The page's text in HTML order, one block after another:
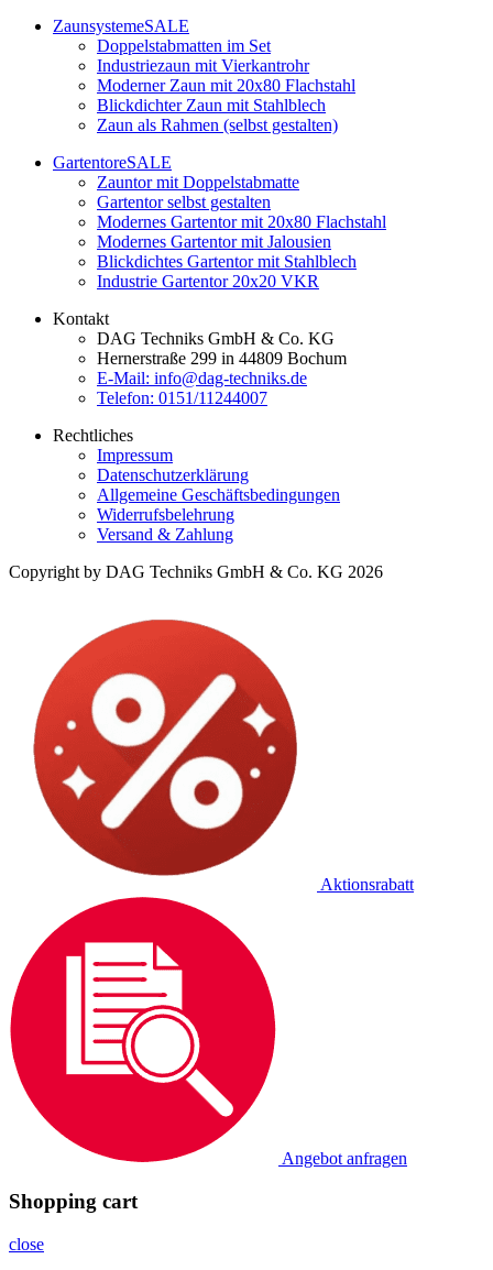
ZaunsystemeSALE
Doppelstabmatten im Set
Industriezaun mit Vierkantrohr
Moderner Zaun mit 20x80 Flachstahl
Blickdichter Zaun mit Stahlblech
Zaun als Rahmen (selbst gestalten)
GartentoreSALE
Zauntor mit Doppelstabmatte
Gartentor selbst gestalten
Modernes Gartentor mit 20x80 Flachstahl
Modernes Gartentor mit Jalousien
Blickdichtes Gartentor mit Stahlblech
Industrie Gartentor 20x20 VKR
Kontakt
DAG Techniks GmbH & Co. KG
Hernerstraße 299 in 44809 Bochum
E-Mail: info@dag-techniks.de
Telefon: 0151/11244007
Rechtliches
Impressum
Datenschutzerklärung
Allgemeine Geschäftsbedingungen
Widerrufsbelehrung
Versand & Zahlung
Copyright by DAG Techniks GmbH & Co. KG 2026
Aktionsrabatt
Angebot anfragen
Shopping cart
close